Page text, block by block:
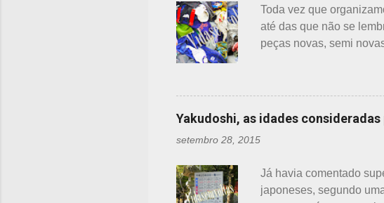
servem para atender
Toda vez que
até das que não se
peças novas, semi
nem sempre tem
melhor do que vender a
sério. Em cidades como
recicladas para
necessitados. A pref...
Yakudoshi, as idades
setembro 28, 2015
Já havia comentado
japoneses, segundo